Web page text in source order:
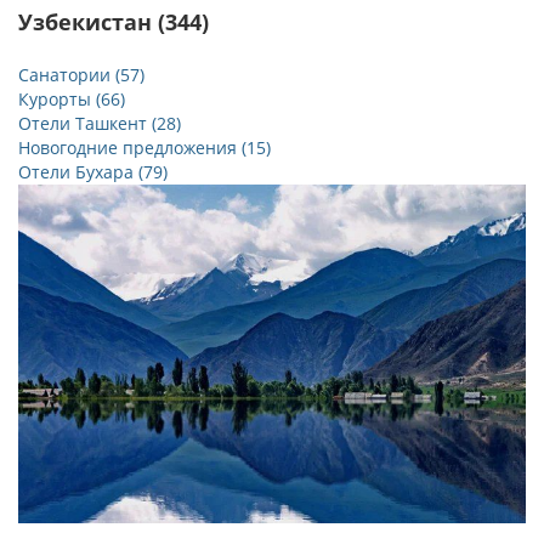
Узбекистан (344)
Санатории (57)
Курорты (66)
Отели Ташкент (28)
Новогодние предложения (15)
Отели Бухара (79)